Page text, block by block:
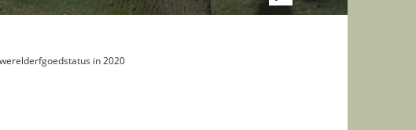
>
in 2020